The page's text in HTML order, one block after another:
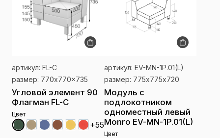
артикул: FL-С
размер: 770x770x735
Угловой элемент 90
Флагман FL-С
Цвет
+55
артикул: EV-MN-1P.01(L)
размер: 775х775х720
Модуль с
подлокотником
одноместный левый
Monro EV-MN-1P.01(L)
Цвет